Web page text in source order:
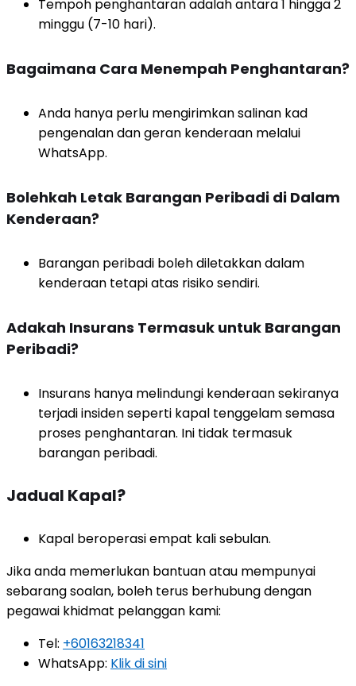
Tempoh penghantaran adalah antara 1 hingga 2
minggu (7-10 hari).
Bagaimana Cara Menempah Penghantaran?
Anda hanya perlu mengirimkan salinan kad
pengenalan dan geran kenderaan melalui
WhatsApp.
Bolehkah Letak Barangan Peribadi di Dalam
Kenderaan?
Barangan peribadi boleh diletakkan dalam
kenderaan tetapi atas risiko sendiri.
Adakah Insurans Termasuk untuk Barangan
Peribadi?
Insurans hanya melindungi kenderaan sekiranya
terjadi insiden seperti kapal tenggelam semasa
proses penghantaran. Ini tidak termasuk
barangan peribadi.
Jadual Kapal?
Kapal beroperasi empat kali sebulan.
Jika anda memerlukan bantuan atau mempunyai
sebarang soalan, boleh terus berhubung dengan
pegawai khidmat pelanggan kami:
Tel: +60163218341
WhatsApp: Klik di sini